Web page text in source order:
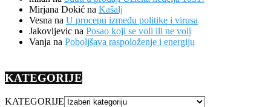
Mirjana Dokić na Kašalj
Vesna na U procepu između politike i virusa
Jakovljevic na Posao koji se voli ili ne voli
Vanja na Poboljšava raspoloženje i energiju
KATEGORIJE
KATEGORIJE